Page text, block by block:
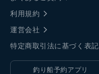
利用規約
運営会社
特定商取引法に基づく表記
釣り船予約アプリ